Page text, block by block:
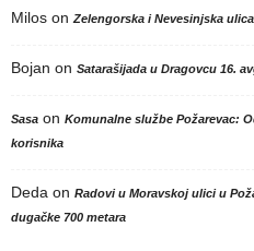
Milos on Zelengorska i Nevesinjska
Bojan on Satarašijada u Dragovcu 16.
Sasa on Komunalne službe Požarevac:
korisnika
Deda on Radovi u Moravskoj ulici u
dugačke 700 metara